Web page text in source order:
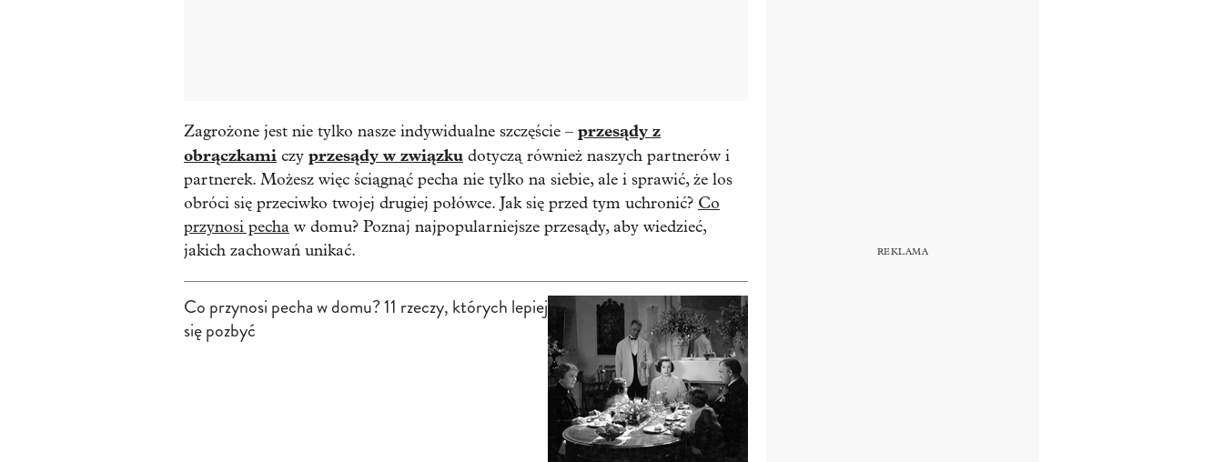
Zagrożone jest nie tylko nasze indywidualne szczęście – przesądy z
obrączkami czy przesądy w związku dotyczą również naszych partnerów i
partnerek. Możesz więc ściągnąć pecha nie tylko na siebie, ale i sprawić, że los
obróci się przeciwko twojej drugiej połówce. Jak się przed tym uchronić? Co
przynosi pecha w domu? Poznaj najpopularniejsze przesądy, aby wiedzieć,
jakich zachowań unikać.
Co przynosi pecha w domu? 11 rzeczy, których lepiej
się pozbyć